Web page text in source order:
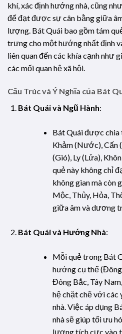
khí, xác định hướng nhà, cũng
để đạt được sự cân bằng giữa
lượng. Bát Quái bao gồm tám
trưng cho một hướng nhất định
liên quan đến các khía cạnh như
các mối quan hệ xã hội.
Cấu Trúc và Ý Nghĩa của Bát
Bát Quái và Ngũ Hành:
Bát Quái được chia
Khảm (Nước), Cấn
(Gió), Ly (Lửa),
quẻ này không chỉ
không gian mà còn
Mộc, Thủy, Hỏa,
giữa âm và dương
Bát Quái và Hướng Nhà:
Mỗi quẻ trong Bát
hướng cụ thể
Đông Bắc, Tây
hệ chặt chẽ với các
nhà. Việc áp dụng
nhà sẽ giúp tối ưu
lượng tích cực vào